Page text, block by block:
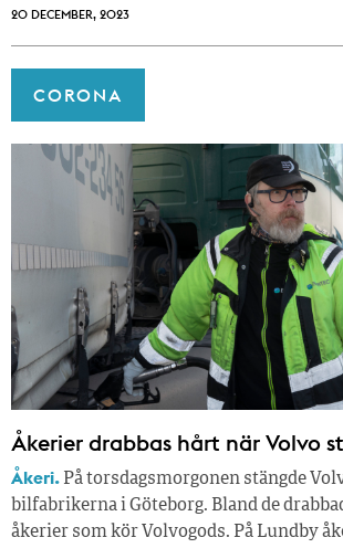
20 DECEMBER, 2023
CORONA
Åkerier drabbas hårt när Volvo
Åkeri. På torsdagsmorgonen stängde
bilfabrikerna i Göteborg. Bland de
åkerier som kör Volvogods. På Lundby